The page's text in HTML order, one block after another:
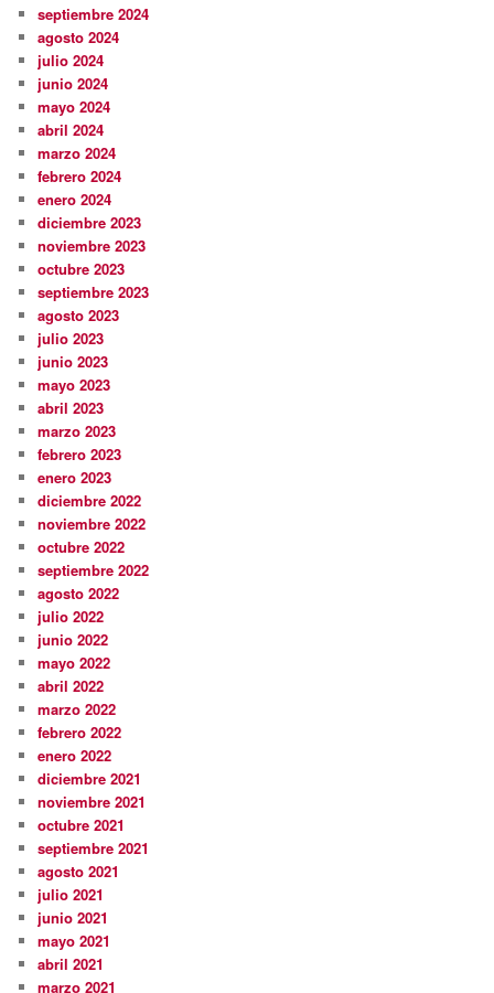
septiembre 2024
agosto 2024
julio 2024
junio 2024
mayo 2024
abril 2024
marzo 2024
febrero 2024
enero 2024
diciembre 2023
noviembre 2023
octubre 2023
septiembre 2023
agosto 2023
julio 2023
junio 2023
mayo 2023
abril 2023
marzo 2023
febrero 2023
enero 2023
diciembre 2022
noviembre 2022
octubre 2022
septiembre 2022
agosto 2022
julio 2022
junio 2022
mayo 2022
abril 2022
marzo 2022
febrero 2022
enero 2022
diciembre 2021
noviembre 2021
octubre 2021
septiembre 2021
agosto 2021
julio 2021
junio 2021
mayo 2021
abril 2021
marzo 2021